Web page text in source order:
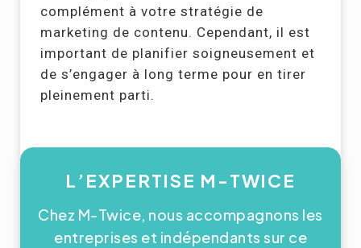
complément à votre stratégie de
marketing de contenu. Cependant, il est
important de planifier soigneusement et
de s’engager à long terme pour en tirer
pleinement parti.
L’EXPERTISE M-TWICE
Chez M-Twice, nous accompagnons les
entreprises et indépendants sur ce